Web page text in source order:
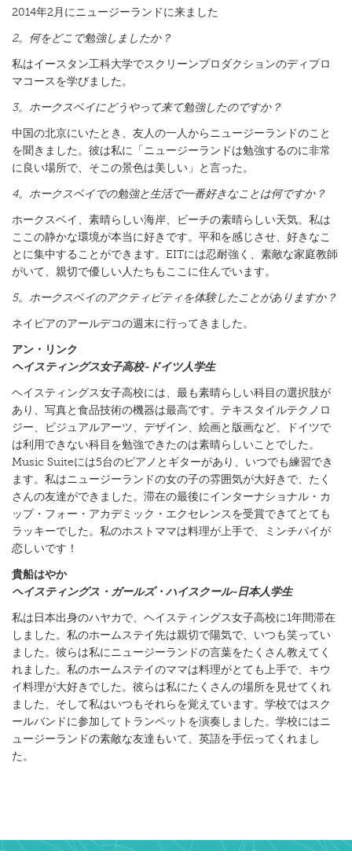
2014年2月にニュージーランドに来ました
2。何をどこで勉強しましたか？
私はイースタン工科大学でスクリーンプロダクションのディプロ
マコースを学びました。
3。ホークスベイにどうやって来て勉強したのですか？
中国の北京にいたとき、友人の一人からニュージーランドのこと
を聞きました。彼は私に「ニュージーランドは勉強するのに非常
に良い場所で、そこの景色は美しい」と言った。
4。ホークスベイでの勉強と生活で一番好きなことは何ですか？
ホークスベイ、素晴らしい海岸、ビーチの素晴らしい天気。私は
ここの静かな環境が本当に好きです。平和を感じさせ、好きなこ
とに集中することができます。EITには忍耐強く、素敵な家庭教師
がいて、親切で優しい人たちもここに住んでいます。
5。ホークスベイのアクティビティを体験したことがありますか？
ネイピアのアールデコの週末に行ってきました。
アン・リンク
ヘイスティングス女子高校-ドイツ人学生
ヘイスティングス女子高校には、最も素晴らしい科目の選択肢が
あり、写真と食品技術の機器は最高です。テキスタイルテクノロ
ジー、ビジュアルアーツ、デザイン、絵画と版画など、ドイツで
は利用できない科目を勉強できたのは素晴らしいことでした。
Music Suiteには5台のピアノとギターがあり、いつでも練習でき
ます。私はニュージーランドの女の子の雰囲気が大好きで、たく
さんの友達ができました。滞在の最後にインターナショナル・カ
ップ・フォー・アカデミック・エクセレンスを受賞できてとても
ラッキーでした。私のホストママは料理が上手で、ミンチパイが
恋しいです！
貴船はやか
ヘイスティングス・ガールズ・ハイスクール-日本人学生
私は日本出身のハヤカで、ヘイスティングス女子高校に1年間滞在
しました。私のホームステイ先は親切で陽気で、いつも笑ってい
ました。彼らは私にニュージーランドの言葉をたくさん教えてく
れました。私のホームステイのママは料理がとても上手で、キウ
イ料理が大好きでした。彼らは私にたくさんの場所を見せてくれ
ました、そして私はいつもそれらを覚えています。学校ではスク
ールバンドに参加してトランペットを演奏しました。学校にはニ
ュージーランドの素敵な友達もいて、英語を手伝ってくれまし
た。